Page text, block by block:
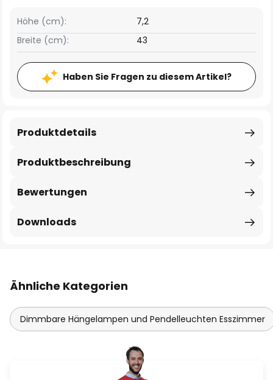
Breite (cm): 43
Höhe (cm): 7,2
Haben Sie Fragen zu diesem Artikel?
Produktbeschreibung
Produktdetails
Bewertungen
Downloads
Ähnliche Kategorien
Dimmbare Hängelampen und Pendelleuchten Esszimmer